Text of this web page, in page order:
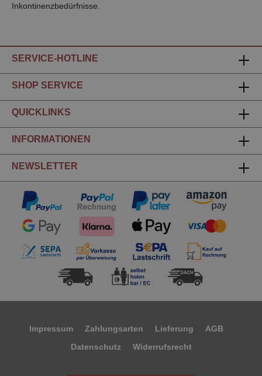
Inkontinenzbedürfnisse.
SERVICE-HOTLINE
SHOP SERVICE
QUICKLINKS
INFORMATIONEN
NEWSLETTER
Impressum Zahlungsarten Lieferung
AGB
Datenschutz
Widerrufsrecht